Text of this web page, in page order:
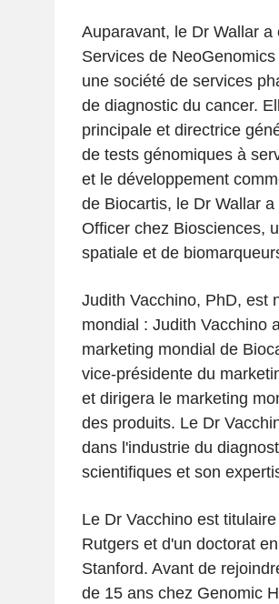
Auparavant, le Dr Wallar
Services de
une société de services
de diagnostic du cancer.
principale et directrice
de tests génomiques à
et le développement
de Biocartis, le Dr Wallar
Officer chez Biosciences,
spatiale et de
Judith Vacchino, PhD, est
mondial : Judith Vacchino
marketing mondial de
vice-présidente du
et dirigera le marketing
des produits. Le Dr
dans l'industrie du
scientifiques et son
Le Dr Vacchino est
Rutgers et d'un doctorat
Stanford. Avant de
de 15 ans chez Genomic